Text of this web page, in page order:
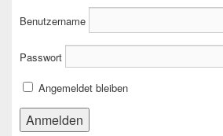
Benutzername
Passwort
Angemeldet bleiben